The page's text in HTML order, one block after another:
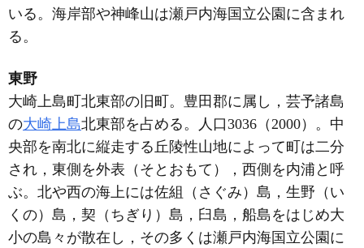
いる。海岸部や神峰山は瀬戸内海国立公園に含まれ
る。
東野
大崎上島町北東部の旧町。豊田郡に属し，芸予諸島
の大崎上島北東部を占める。人口3036（2000）。中
央部を南北に縦走する丘陵性山地によって町は二分
され，東側を外表（そとおもて），西側を内浦と呼
ぶ。北や西の海上には佐組（さぐみ）島，生野（い
くの）島，契（ちぎり）島，臼島，船島をはじめ大
小の島々が散在し，その多くは瀬戸内海国立公園に